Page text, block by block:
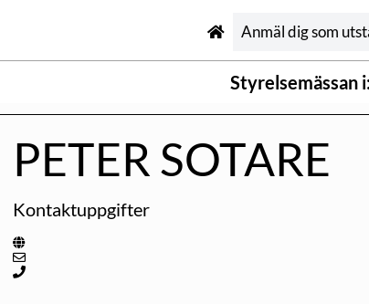
Anmäl dig som
Styrelsemässan
PETER SOTARE
Kontaktuppgifter